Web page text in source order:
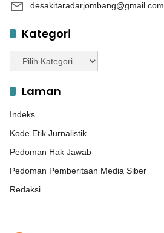
desakitaradarjombang@gmail.com
Kategori
Kategori
Laman
Indeks
Kode Etik Jurnalistik
Pedoman Hak Jawab
Pedoman Pemberitaan Media Siber
Redaksi